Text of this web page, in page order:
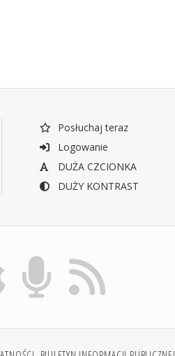
Posłuchaj teraz
Logowanie
DUŻA CZCIONKA
DUŻY KONTRAST